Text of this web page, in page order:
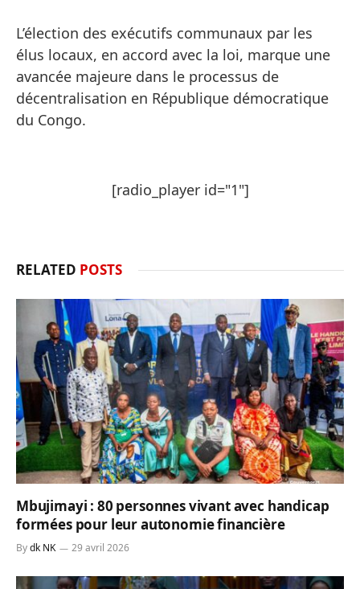
L’élection des exécutifs communaux par les
élus locaux, en accord avec la loi, marque une
avancée majeure dans le processus de
décentralisation en République démocratique
du Congo.
[radio_player id="1"]
RELATED POSTS
Mbujimayi : 80 personnes vivant avec handicap
formées pour leur autonomie financière
Bydk NK 29 avril 2026